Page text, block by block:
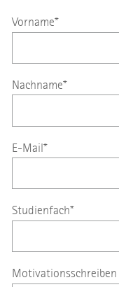
Vorname*
Nachname*
E-Mail*
Studienfach*
Motivationsschreiben